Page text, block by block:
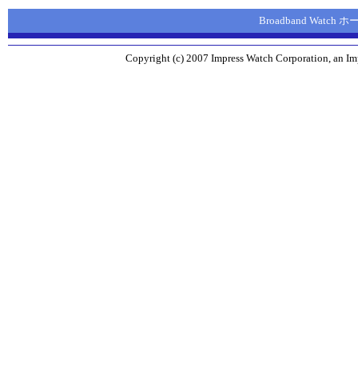
Broadband Watch ホ
Copyright (c) 2007 Impress Watch Corporation, an